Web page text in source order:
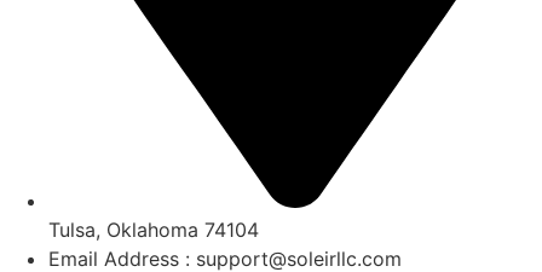
Tulsa, Oklahoma 74104
Email Address : support@soleirllc.com